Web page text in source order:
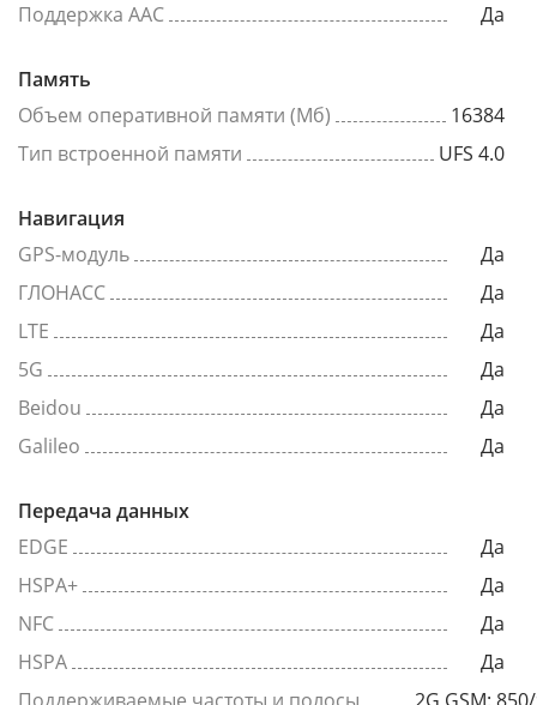
Поддержка AAC
Да
Память
Объем оперативной памяти (Мб)
16384
Тип встроенной памяти
UFS 4.0
Навигация
GPS-модуль
Да
ГЛОНАСС
Да
LTE
Да
5G
Да
Beidou
Да
Galileo
Да
Передача данных
EDGE
Да
HSPA+
Да
NFC
Да
HSPA
Да